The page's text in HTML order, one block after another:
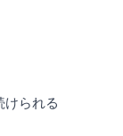
けられる